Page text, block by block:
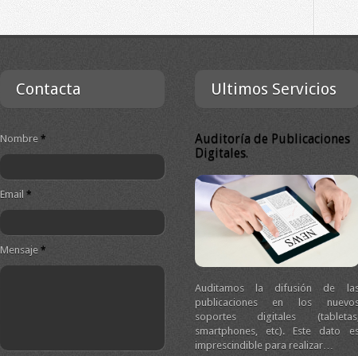
Contacta
Nombre*
Email*
Mensaje*
Ultimos Servicios
Auditoría de Publicaciones
Digitales.
Auditamos la difusión de
publicaciones en los
soportes digitales
smartphones, etc). Este dato
imprescindible para realizar…